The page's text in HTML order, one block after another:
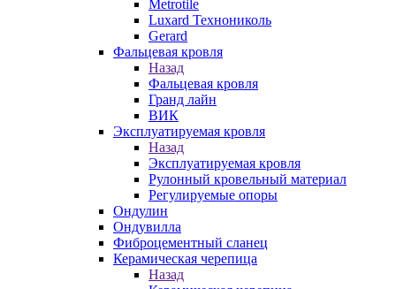
Metrotile
Luxard Технониколь
Gerard
Фальцевая кровля
Назад
Фальцевая кровля
Гранд лайн
ВИК
Эксплуатируемая кровля
Назад
Эксплуатируемая кровля
Рулонный кровельный материал
Регулируемые опоры
Ондулин
Ондувилла
Фиброцементный сланец
Керамическая черепица
Назад